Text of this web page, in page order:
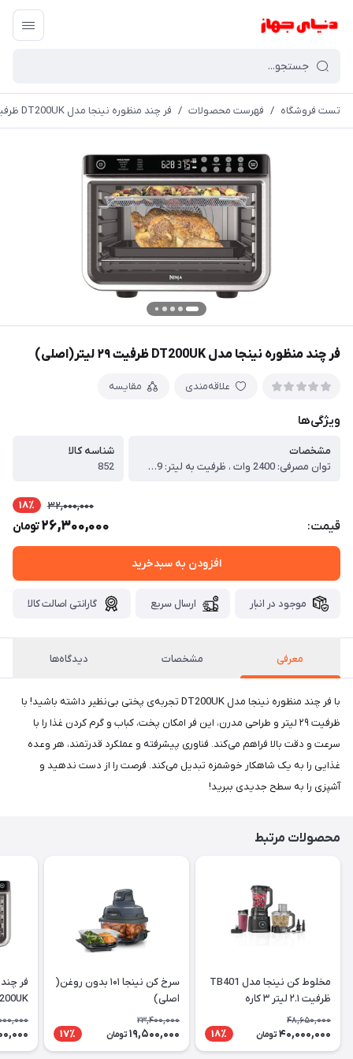
تست فروشگاه / فهرست محصولات / فر چند منظوره نینجا مدل DT200UK ظرفیت ۲۹ لیتر(اصلی)
فر چند منظوره نینجا مدل DT200UK ظرفیت ۲۹ لیتر(اصلی)
علاقه‌مندی مقایسه
ویژگی‌ها
مشخصات
توان مصرفی: 2400 وات ، ظرفیت به لیتر: 29 ، تعداد عملکرد پخت: 10 ، جنس بدنه: استیل ضد زنگ ، گارانتی: اصالت و سلامت فیزیکی کالا ، مشخصات کلی(آون توستر) ، ابعاد(آون توستر) ، 33.8*43.4*51.3 cm ، مشخصات فنی(آون توستر) ، ظرفیت(آون توستر) ، 29 لیتر ، اقلام همراه(آون توستر) ، 2 قفسه سیمی, سبد سرخ کن, سینی خرده نان قابل تفکیک, سینی فر, سینی کباب ، سایر مشخصات(آون توستر) ، جنس بدنه: استیل ضد زنگ ، Functions: 10 ، Temperature Range: 40°C – 230°C ، امکان انجام فرایند پخت برای دو سطح شامل دو قفسه به صورت همزمان, سرخ کن با کاهش 75 درصدی مصرف روغن ، جنس درب: شیشه ای ، عملکردها: پخت,پیتزا,خشک کردن,رُست,سرخ کردن,شیرینی,کباب کامل,گرم کردن,گریل, نان تست ، کشور سازنده: چین تحت لیسانس آمریکا ، کلید روشن/خاموش: دارد ، توان مصرفی(آون توستر) ، 2400 وات ، صفحه نمایش(آون توستر) ، دارد ، قابلیت تنظیم حرارت(آون توستر) ، دارد ، سایر مشخصات ، رنگ ، استیل
شناسه کالا
852
قیمت:
32,000,000 18٪
26,300,000تومان
افزودن به سبدخرید
موجود در انبار ارسال سریع گارانتی اصالت کالا
معرفی مشخصات دیدگاه‌ها
با فر چند منظوره نینجا مدل DT200UK تجربه‌ی پختی بی‌نظیر داشته باشید! با
ظرفیت ۲۹ لیتر و طراحی مدرن، این فر امکان پخت، کباب و گرم کردن غذا را با
سرعت و دقت بالا فراهم می‌کند. فناوری پیشرفته و عملکرد قدرتمند، هر وعده
غذایی را به یک شاهکار خوشمزه تبدیل می‌کند. فرصت را از دست ندهید و
آشپزی را به سطح جدیدی ببرید!
محصولات مرتبط
مخلوط کن نینجا مدل TB401
ظرفیت ۲.۱ لیتر ۳ کاره
48,650,000
40,000,000 تومان 18٪
سرخ کن نینجا ۱۰۱ بدون روغن(
اصلی)
23,400,000
19,500,000 تومان 17٪
فر